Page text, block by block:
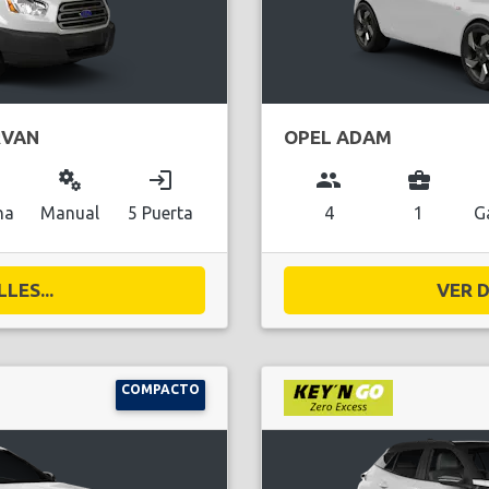
miscellaneous_services
Manual
login
5 Puerta
OPEL ADAM
group
4
business_center
1
VER
COMPACTO